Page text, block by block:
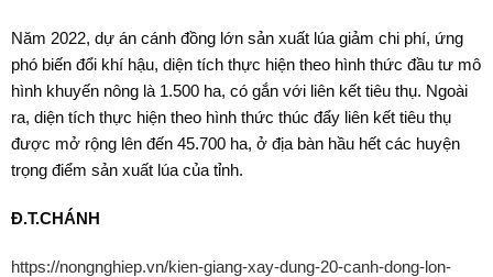
Năm 2022, dự án cánh đồng lớn sản xuất lúa giảm chi phí, ứng
phó biến đổi khí hậu, diện tích thực hiện theo hình thức đầu tư mô
hình khuyến nông là 1.500 ha, có gắn với liên kết tiêu thụ. Ngoài
ra, diện tích thực hiện theo hình thức thúc đẩy liên kết tiêu thụ
được mở rộng lên đến 45.700 ha, ở địa bàn hầu hết các huyện
trọng điểm sản xuất lúa của tỉnh.
Đ.T.CHÁNH
https://nongnghiep.vn/kien-giang-xay-dung-20-canh-dong-lon-